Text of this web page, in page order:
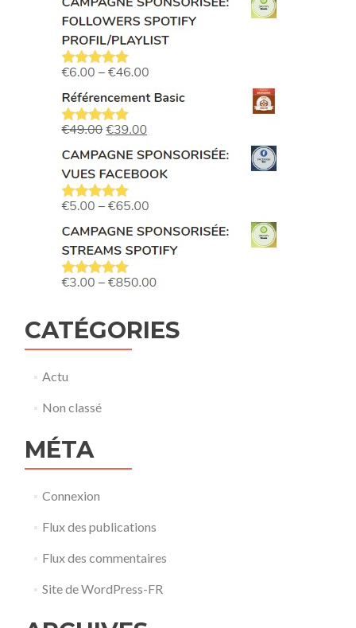
CATÉGORIES
Actu
Non classé
MÉTA
Connexion
Flux des publications
Flux des commentaires
Site de WordPress-FR